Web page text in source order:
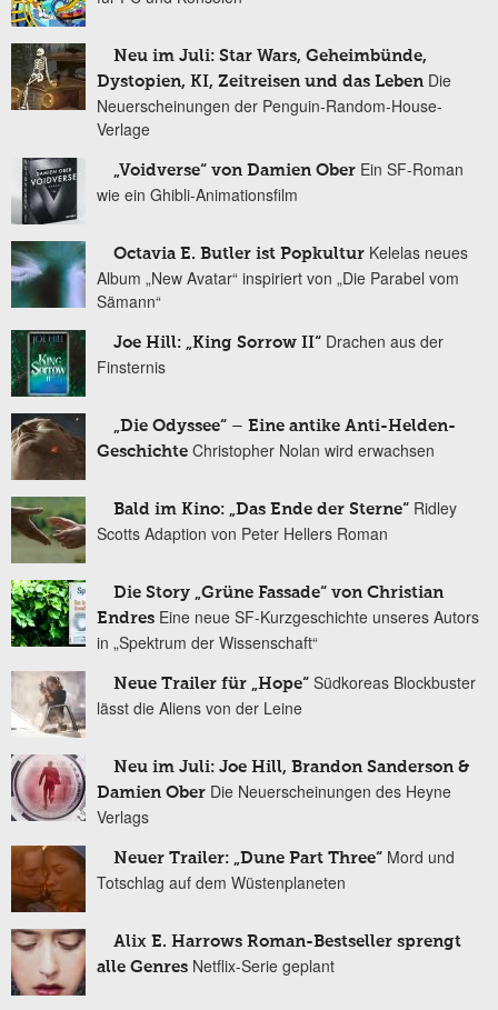
Neu im Juli: Star Wars, Geheimbünde,
Dystopien, KI, Zeitreisen und das Leben Die
Neuerscheinungen der Penguin-Random-House-
Verlage
„Voidverse“ von Damien Ober Ein SF-Roman
wie ein Ghibli-Animationsfilm
Octavia E. Butler ist Popkultur Kelelas neues
Album „New Avatar“ inspiriert von „Die Parabel vom
Sämann“
Joe Hill: „King Sorrow II“ Drachen aus der
Finsternis
„Die Odyssee“ – Eine antike Anti-Helden-
Geschichte Christopher Nolan wird erwachsen
Bald im Kino: „Das Ende der Sterne“ Ridley
Scotts Adaption von Peter Hellers Roman
Die Story „Grüne Fassade“ von Christian
Endres Eine neue SF-Kurzgeschichte unseres Autors
in „Spektrum der Wissenschaft“
Neue Trailer für „Hope“ Südkoreas Blockbuster
lässt die Aliens von der Leine
Neu im Juli: Joe Hill, Brandon Sanderson &
Damien Ober Die Neuerscheinungen des Heyne
Verlags
Neuer Trailer: „Dune Part Three“ Mord und
Totschlag auf dem Wüstenplaneten
Alix E. Harrows Roman-Bestseller sprengt
alle Genres Netflix-Serie geplant